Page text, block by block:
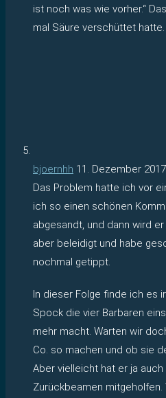
ist noch was wie vorher.“
mal Säure verschüttet hatte.
bjoernhh 11. Dezember 2017
Das Problem hatte ich vor
ich so einen schönen
abgesandt, und dann wird
aber beleidigt und habe
nochmal getippt.
In dieser Folge finde ich es
Spock die vier Barbaren
mehr macht. Warten wir
Co. so machen und ob sie
Aber vielleicht hat er ja
Zurückbeamen mitgeholfen.